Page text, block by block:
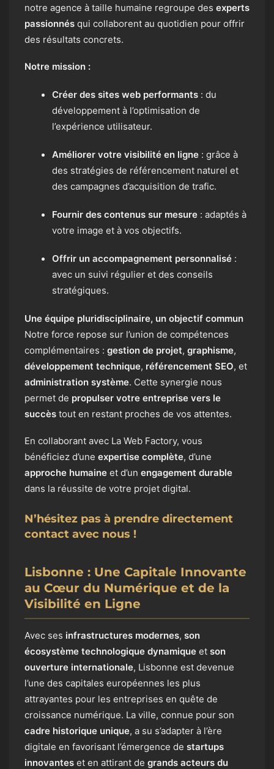
notre agence à taille humaine regroupe des experts
passionnés qui collaborent au quotidien pour offrir
des résultats concrets.
Notre mission :
Créer des sites web performants : du
développement à l’optimisation de
l’expérience utilisateur.
Améliorer votre visibilité en ligne : grâce à
des stratégies de référencement naturel et
des campagnes d’acquisition de trafic.
Fournir des contenus sur mesure : adaptés à
votre image et à vos objectifs.
Offrir un accompagnement personnalisé :
avec un suivi régulier et des conseils
stratégiques.
Une équipe pluridisciplinaire, un objectif commun
Notre force repose sur l’union de compétences
complémentaires : gestion de projet, graphisme,
développement technique, référencement SEO, et
administration système. Cette synergie nous
permet de propulser votre entreprise vers le
succès tout en restant proches de vos attentes.
En collaborant avec La Web Factory, vous
bénéficiez d’une expertise complète, d’une
approche humaine et d’un engagement durable
dans la réussite de votre projet digital.
N’hésitez pas à prendre directement
contact avec nous !
Lisbonne : Une Capitale Innovante
au Cœur du Numérique et de la
Visibilité en Ligne
Avec ses infrastructures modernes, son
écosystème technologique dynamique et son
ouverture internationale, Lisbonne est devenue
l’une des capitales européennes les plus
attrayantes pour les entreprises en quête de
croissance numérique. La ville, connue pour son
cadre historique unique, a su s’adapter à l’ère
digitale en favorisant l’émergence de startups
innovantes et en attirant de grands acteurs du